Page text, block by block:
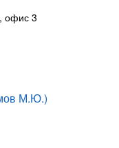
офис 3
М.Ю.)